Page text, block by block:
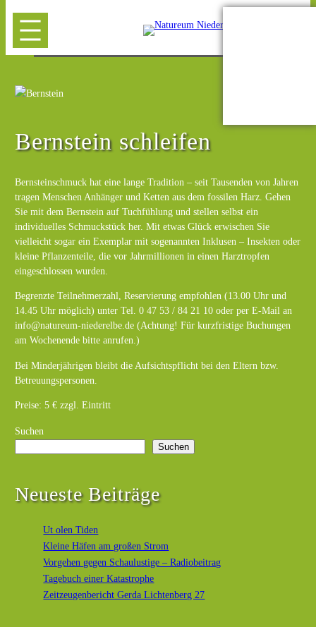
Bernstein schleifen
Bernsteinschmuck hat eine lange Tradition – seit Tausenden von Jahren
tragen Menschen Anhänger und Ketten aus dem fossilen Harz. Gehen
Sie mit dem Bernstein auf Tuchfühlung und stellen selbst ein
individuelles Schmuckstück her. Mit etwas Glück erwischen Sie
vielleicht sogar ein Exemplar mit sogenannten Inklusen – Insekten oder
kleine Pflanzenteile, die vor Jahrmillionen in einen Harztropfen
eingeschlossen wurden.
Begrenzte Teilnehmerzahl, Reservierung empfohlen (13.00 Uhr und
14.45 Uhr möglich) unter Tel. 0 47 53 / 84 21 10 oder per E-Mail an
info@natureum-niederelbe.de (Achtung! Für kurzfristige Buchungen
am Wochenende bitte anrufen.)
Bei Minderjährigen bleibt die Aufsichtspflicht bei den Eltern bzw.
Betreuungspersonen.
Preise: 5 € zzgl. Eintritt
Suchen
Suchen
Neueste Beiträge
Ut olen Tiden
Kleine Häfen am großen Strom
Vorgehen gegen Schaulustige – Radiobeitrag
Tagebuch einer Katastrophe
Zeitzeugenbericht Gerda Lichtenberg 27